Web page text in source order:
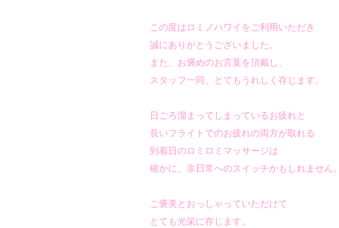
この度はロミノハワイをご利用いただき
誠にありがとうございました。
また、お褒めのお言葉を頂戴し、
スタッフ一同、とてもうれしく存じます。
日ごろ溜まってしまっているお疲れと
長いフライトでのお疲れの両方が取れる
到着日のロミロミマッサージは
確かに、非日常へのスイッチかもしれません。
ご褒美とおっしゃっていただけて
とても光栄に存じます。